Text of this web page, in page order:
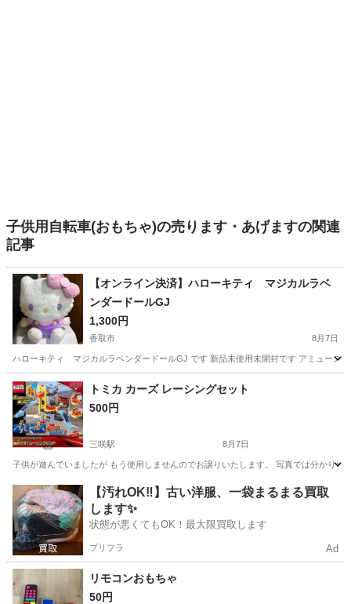
子供用自転車(おもちゃ)の売ります・あげますの関連
記事
【オンライン決済】ハローキティ マジカルラベ
ンダードールGJ
1,300円
香取市 8月7日
ハローキティ マジカルラベンダードールGJ です 新品未使用未開封です アミューズ
千葉 香取市 おもちゃ ハローキティ
トミカ カーズ レーシングセット
500円
三咲駅 8月7日
子供が遊んでいましたが もう使用しませんのでお譲りいたします。 写真では分かり
千葉 船橋市 三咲駅 ミニカー カーズ
【汚れOK‼️】古い洋服、一袋まるまる買取
します✨
状態が悪くてもOK！最大限買取します
プリフラ Ad
リモコンおもちゃ
50円